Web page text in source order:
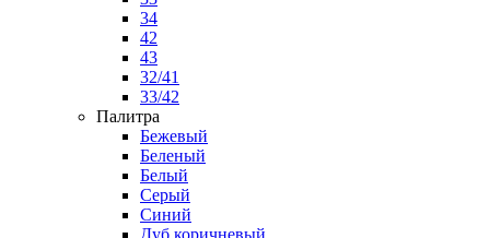
34
42
43
32/41
33/42
Палитра
Бежевый
Беленый
Белый
Серый
Синий
Дуб коричневый